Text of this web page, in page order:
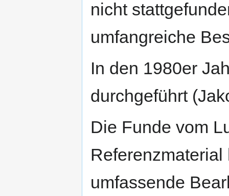
nicht
umfangreiche
In den 1980er
durchgeführt
Die Funde vom
umfassende